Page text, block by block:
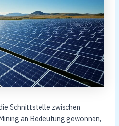
Schnittstelle zwischen
an Bedeutung gewonnen,